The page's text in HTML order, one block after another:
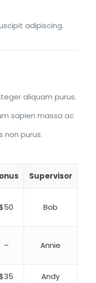
adipiscing.
aliquam purus.
sapien massa ac
non purus.
Supervisor
Bob
– Annie
Andy